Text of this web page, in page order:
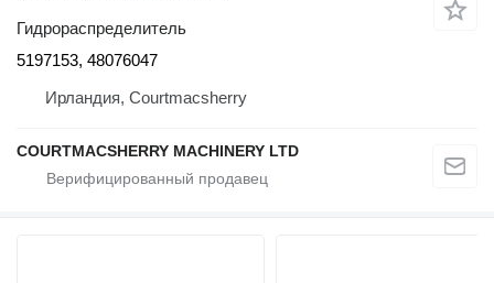
Гидрораспределитель
5197153, 48076047
Ирландия, Courtmacsherry
COURTMACSHERRY MACHINERY LTD